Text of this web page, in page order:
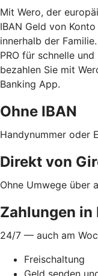
Mit Wero, der
IBAN Geld von
innerhalb der
PRO für schnelle
bezahlen Sie mit
Banking App.
Ohne IBAN
Handynummer oder
Direkt von
Ohne Umwege über
Zahlungen in
24/7 — auch am
Freischaltung
Geld senden